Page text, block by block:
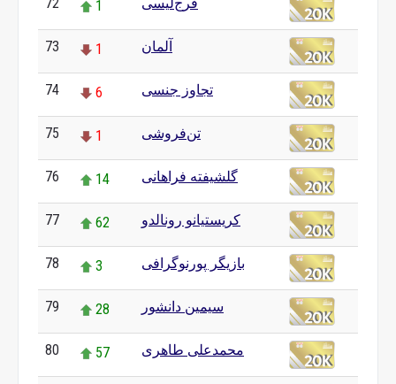
1
73 1 آلمان
74 6 تجاوز جنسی
75 1 تن‌فروشی
76 14 گلشیفته فراهانی
77 62 کریستیانو رونالدو
78 3 بازیگر پورنوگرافی
79 28 سیمین دانشور
80 57 محمدعلی طاهری